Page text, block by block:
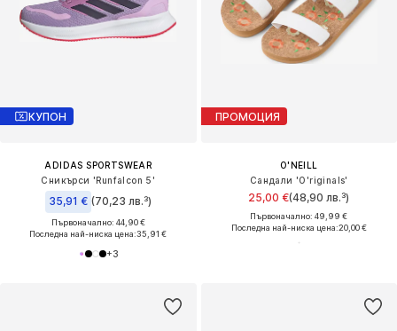
КУПОН
ADIDAS SPORTSWEAR
Сникърси 'Runfalcon 5'
35,91 € (70,23 лв.³)
Първоначално: 44,90 €
Последна най-ниска цена:35,91 €
+3
ПРОМОЦИЯ
O'NEILL
Сандали 'O'riginals'
25,00 €(48,90 лв.³)
Първоначално: 49,99 €
Последна най-ниска цена:20,00 €